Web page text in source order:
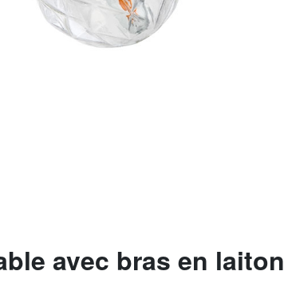
avec bras en laiton